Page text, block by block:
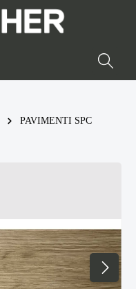
PAVIMENTI SPC